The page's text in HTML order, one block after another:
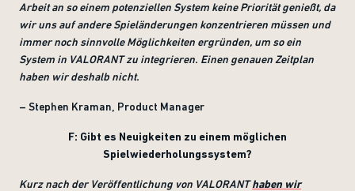
Arbeit an so einem potenziellen System keine Priorität genießt, da
wir uns auf andere Spieländerungen konzentrieren müssen und
immer noch sinnvolle Möglichkeiten ergründen, um so ein
System in VALORANT zu integrieren. Einen genauen Zeitplan
haben wir deshalb nicht.
– Stephen Kraman, Product Manager
F: Gibt es Neuigkeiten zu einem möglichen
Spielwiederholungssystem?
Kurz nach der Veröffentlichung von VALORANThaben wir